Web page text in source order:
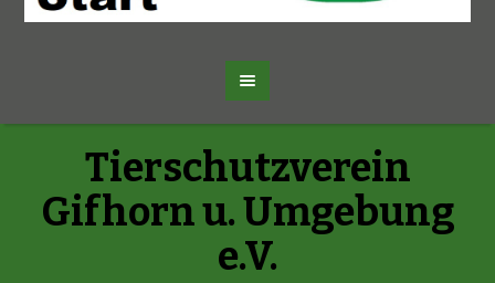
Tierschutzverein
Gifhorn u. Umgebung
e.V.